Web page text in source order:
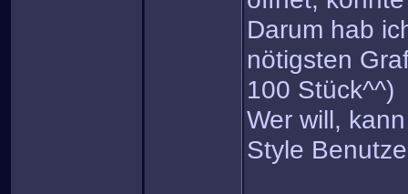
Darum hab
nötigsten
100 Stück^^)
Wer will,
Style